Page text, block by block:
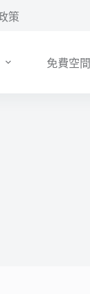
策
免費空間